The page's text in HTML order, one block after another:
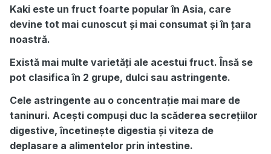
Kaki este un fruct foarte popular în Asia, care
devine tot mai cunoscut și mai consumat și în țara
noastră.
Există mai multe varietăți ale acestui fruct. Însă se
pot clasifica în 2 grupe, dulci sau astringente.
Cele astringente au o concentrație mai mare de
taninuri. Acești compuși duc la scăderea secrețiilor
digestive, încetinește digestia și viteza de
deplasare a alimentelor prin intestine.